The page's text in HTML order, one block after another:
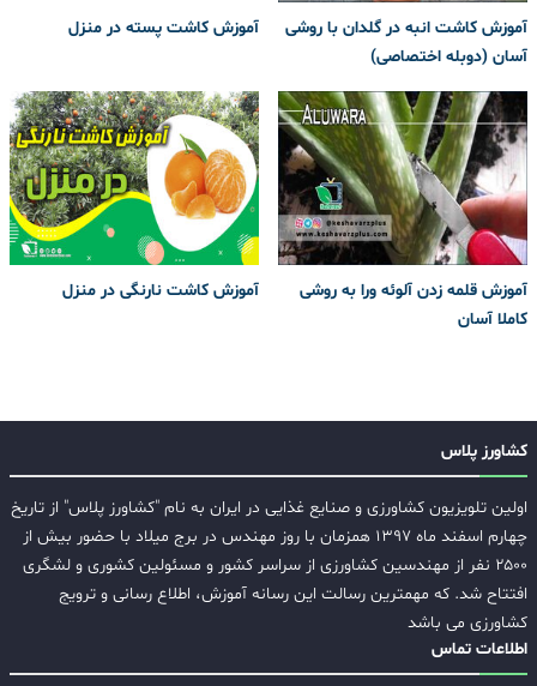
آموزش کاشت انبه در گلدان با روشی
آسان (دوبله اختصاصی)
آموزش کاشت پسته در منزل
آموزش قلمه زدن آلوئه ورا به روشی
کاملا آسان
آموزش کاشت نارنگی در منزل
کشاورز پلاس
اولین تلویزیون کشاورزی و صنایع غذایی در ایران به نام "کشاورز پلاس" از تاریخ
چهارم اسفند ماه ۱۳۹۷ همزمان با روز مهندس در برج میلاد با حضور بیش از
۲۵۰۰ نفر از مهندسین کشاورزی از سراسر کشور و مسئولین کشوری و لشگری
افتتاح شد. که مهمترین رسالت این رسانه آموزش، اطلاع رسانی و ترویج
کشاورزی می باشد
اطلاعات تماس